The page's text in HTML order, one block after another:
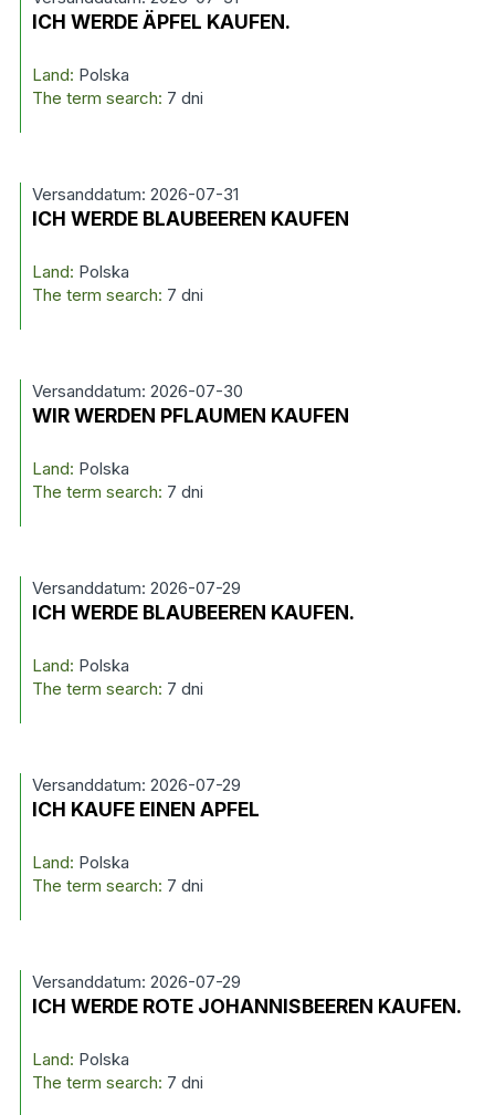
ICH WERDE ÄPFEL KAUFEN.
Land: Polska
The term search: 7 dni
Versanddatum: 2026-07-31
ICH WERDE BLAUBEEREN KAUFEN
Land: Polska
The term search: 7 dni
Versanddatum: 2026-07-30
WIR WERDEN PFLAUMEN KAUFEN
Land: Polska
The term search: 7 dni
Versanddatum: 2026-07-29
ICH WERDE BLAUBEEREN KAUFEN.
Land: Polska
The term search: 7 dni
Versanddatum: 2026-07-29
ICH KAUFE EINEN APFEL
Land: Polska
The term search: 7 dni
Versanddatum: 2026-07-29
ICH WERDE ROTE JOHANNISBEEREN KAUFEN.
Land: Polska
The term search: 7 dni